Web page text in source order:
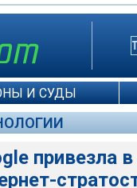
И СУДЫ
привезла